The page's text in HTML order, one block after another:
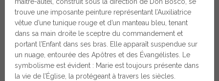
trouve une imposante peinture représentant l’Auxiliatrice
vêtue d’une tunique rouge et d’un manteau bleu, tenant
dans sa main droite le sceptre du commandement et
portant l’Enfant dans ses bras. Elle apparaît suspendue sur
un nuage, entourée des Apôtres et des Évangélistes. Le
symbolisme est évident : Marie est toujours présente dans
la vie de l’Église, la protégeant à travers les siècles.